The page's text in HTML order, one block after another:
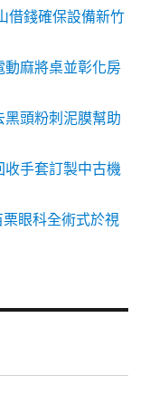
借錢確保設備新竹
麻將桌並彰化房
頭粉刺泥膜幫助
手套訂製中古機
眼科全術式於視